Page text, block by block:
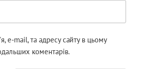
e-mail, та адресу сайту в цьому
коментарів.